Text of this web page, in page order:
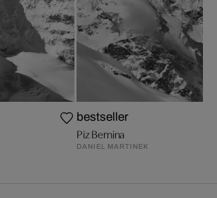
bestseller
Piz Bernina
DANIEL MARTINEK